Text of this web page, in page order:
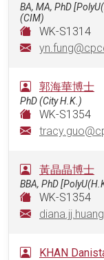
BA, MA, PhD
(CIM)
WK-S1314
郭海華博士
PhD (City H.K.)
WK-S1354
黃晶晶博士
BBA, PhD
WK-S1354
KHAN